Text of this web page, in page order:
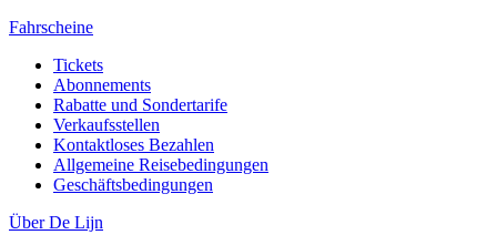
Fahrscheine
Tickets
Abonnements
Rabatte und Sondertarife
Verkaufsstellen
Kontaktloses Bezahlen
Allgemeine Reisebedingungen
Geschäftsbedingungen
Über De Lijn